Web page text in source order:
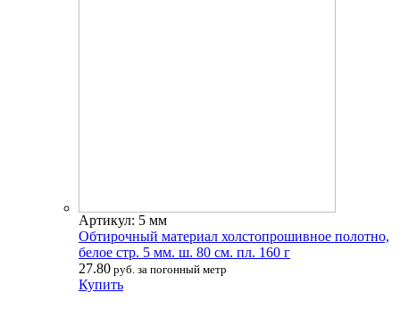
Артикул: 5 мм
Обтирочный материал холстопрошивное полотно,
белое стр. 5 мм. ш. 80 см. пл. 160 г
27.80 руб. за погонный метр
Купить